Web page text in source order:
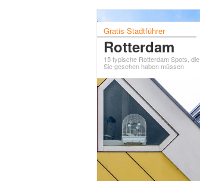
Gratis Stadtführer
Rotterdam
15 typische Rotterdam Spots, die
Sie gesehen haben müssen